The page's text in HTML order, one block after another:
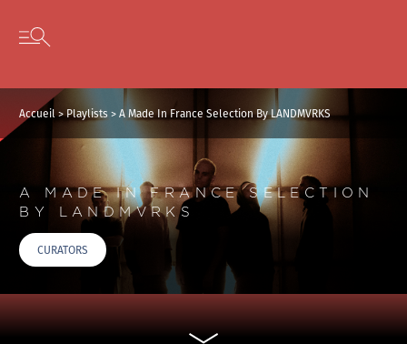
Skip to content
Open secondary menu
Accueil>Playlists >A Made In France Selection By LANDMVRKS
A MADE IN FRANCE SELECTION
BY LANDMVRKS
CURATORS